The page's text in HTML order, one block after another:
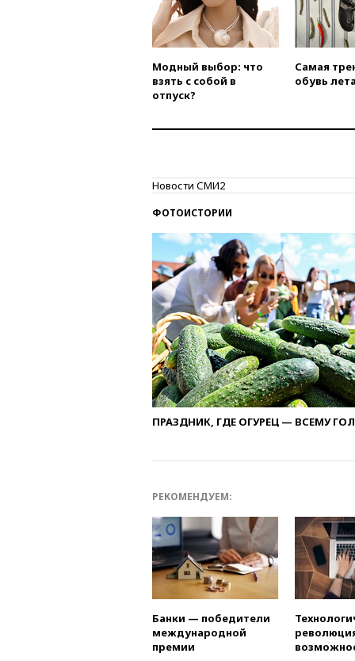
Модный выбор: что
взять с собой в
отпуск?
Самая
обувь
Новости СМИ2
ФОТОИСТОРИИ
ПРАЗДНИК, ГДЕ ОГУРЕЦ — ВСЕМУ
РЕКОМЕНДУЕМ:
Банки — победители
международной
премии